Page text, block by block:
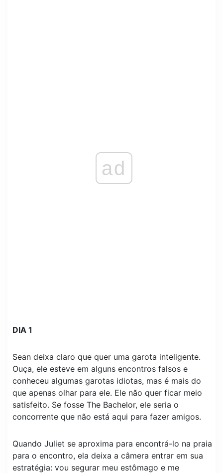
ad
DIA 1
Sean deixa claro que quer uma garota inteligente.
Ouça, ele esteve em alguns encontros falsos e
conheceu algumas garotas idiotas, mas é mais do
que apenas olhar para ele. Ele não quer ficar meio
satisfeito. Se fosse The Bachelor, ele seria o
concorrente que não está aqui para fazer amigos.
Quando Juliet se aproxima para encontrá-lo na praia
para o encontro, ela deixa a câmera entrar em sua
estratégia: vou segurar meu estômago e me